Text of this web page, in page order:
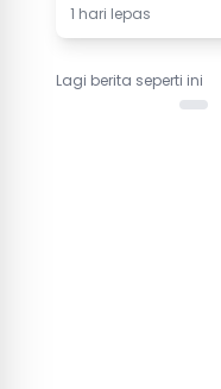
1 hari lepas
Lagi berita seperti ini